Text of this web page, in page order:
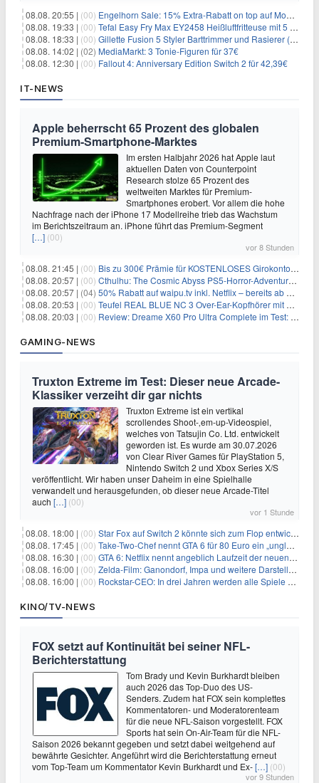
08.08. 20:55 | (00) Engelhorn Sale: 15% Extra-Rabatt on top auf Mode- und Sport-Artikel
08.08. 19:33 | (00) Tefal Easy Fry Max EY2458 Heißluftfritteuse mit 5 Litern für 64,99€
08.08. 18:33 | (00) Gillette Fusion 5 Styler Barttrimmer und Rasierer (All in One) für 16€
08.08. 14:02 | (02) MediaMarkt: 3 Tonie-Figuren für 37€
08.08. 12:30 | (00) Fallout 4: Anniversary Edition Switch 2 für 42,39€
IT-NEWS
Apple beherrscht 65 Prozent des globalen
Premium-Smartphone-Marktes
Im ersten Halbjahr 2026 hat Apple laut
aktuellen Daten von Counterpoint
Research stolze 65 Prozent des
weltweiten Marktes für Premium-
Smartphones erobert. Vor allem die hohe
Nachfrage nach der iPhone 17 Modellreihe trieb das Wachstum
im Berichtszeitraum an. iPhone führt das Premium-Segment
[…] (00)
vor 8 Stunden
08.08. 21:45 | (00) Bis zu 300€ Prämie für KOSTENLOSES Girokonto bei der Santander – 50€ schon nach 1 Woche!
08.08. 20:57 | (00) Cthulhu: The Cosmic Abyss PS5-Horror-Adventure für 27,99€
08.08. 20:57 | (04) 50% Rabatt auf waipu.tv inkl. Netflix – bereits ab 9€/Monat (statt 17,99€)
08.08. 20:53 | (00) Teufel REAL BLUE NC 3 Over-Ear-Kopfhörer mit ANC für 149,99€
08.08. 20:03 | (00) Review: Dreame X60 Pro Ultra Complete im Test: 42.000 Pa, 100 °C Moppwäsche & erstaunlich viel Technik in nur 8,9 cm Höhe
GAMING-NEWS
Truxton Extreme im Test: Dieser neue Arcade-
Klassiker verzeiht dir gar nichts
Truxton Extreme ist ein vertikal
scrollendes Shoot-‚em-up-Videospiel,
welches von Tatsujin Co. Ltd. entwickelt
geworden ist. Es wurde am 30.07.2026
von Clear River Games für PlayStation 5,
Nintendo Switch 2 und Xbox Series X/S
veröffentlicht. Wir haben unser Daheim in eine Spielhalle
verwandelt und herausgefunden, ob dieser neue Arcade-Titel
auch […] (00)
vor 1 Stunde
08.08. 18:00 | (00) Star Fox auf Switch 2 könnte sich zum Flop entwickeln
08.08. 17:45 | (00) Take-Two-Chef nennt GTA 6 für 80 Euro ein „unglaubliches Schnäppchen“
08.08. 16:30 | (00) GTA 6: Netflix nennt angeblich Laufzeit der neuen Gameplay-Präsentation
08.08. 16:00 | (00) Zelda-Film: Ganondorf, Impa und weitere Darsteller sollen feststehen
08.08. 16:00 | (00) Rockstar-CEO: In drei Jahren werden alle Spiele gestreamt
KINO/TV-NEWS
FOX setzt auf Kontinuität bei seiner NFL-
Berichterstattung
Tom Brady und Kevin Burkhardt bleiben
auch 2026 das Top-Duo des US-
Senders. Zudem hat FOX sein komplettes
Kommentatoren- und Moderatorenteam
für die neue NFL-Saison vorgestellt. FOX
Sports hat sein On-Air-Team für die NFL-
Saison 2026 bekannt gegeben und setzt dabei weitgehend auf
bewährte Gesichter. Angeführt wird die Berichterstattung erneut
vom Top-Team um Kommentator Kevin Burkhardt und Ex-[…] (00)
vor 9 Stunden